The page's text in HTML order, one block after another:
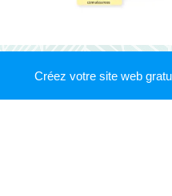
Créez votre site web